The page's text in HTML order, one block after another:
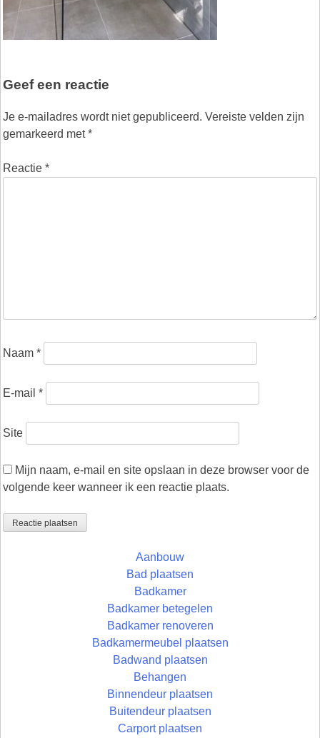
Geef een reactie
Je e-mailadres wordt niet gepubliceerd. Vereiste velden zijn
gemarkeerd met*
Reactie *
Naam *
E-mail *
Site
Mijn naam, e-mail en site opslaan in deze browser voor de
volgende keer wanneer ik een reactie plaats.
Aanbouw
Bad plaatsen
Badkamer
Badkamer betegelen
Badkamer renoveren
Badkamermeubel plaatsen
Badwand plaatsen
Behangen
Binnendeur plaatsen
Buitendeur plaatsen
Carport plaatsen